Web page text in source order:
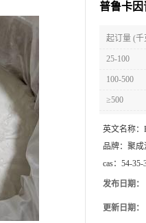
普鲁卡因
起订量 (千
25-100
100-500
≥500
英文名称：
品牌： 聚成
cas： 54-35-
发布日期：
更新日期：